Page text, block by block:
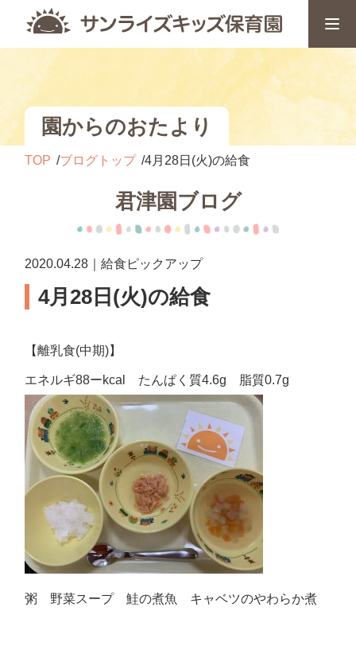
園からのおたより
TOP ブログトップ 4月28日(火)の給食
君津園ブログ
2020.04.28｜給食ピックアップ
4月28日(火)の給食
【離乳食(中期)】
エネルギ88ーkcal たんぱく質4.6g 脂質0.7g
粥 野菜スープ 鮭の煮魚 キャベツのやわらか煮